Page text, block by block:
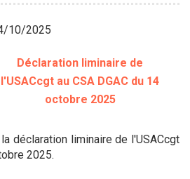
10/2025
Déclaration liminaire de
l'USACcgt au CSA DGAC du 14
octobre 2025
déclaration liminaire de l'USACcgt
2025.